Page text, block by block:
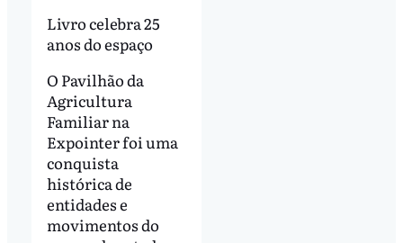
Livro celebra 25
anos do espaço
O Pavilhão da
Agricultura
Familiar na
Expointer foi uma
conquista
histórica de
entidades e
movimentos do